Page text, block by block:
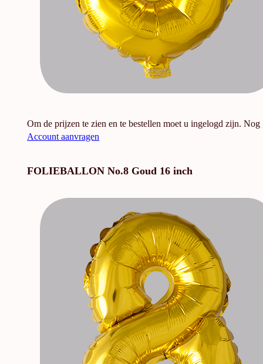
Om de prijzen te zien en te bestellen moet u ingelogd zijn. Nog
Account aanvragen
FOLIEBALLON No.8 Goud 16 inch